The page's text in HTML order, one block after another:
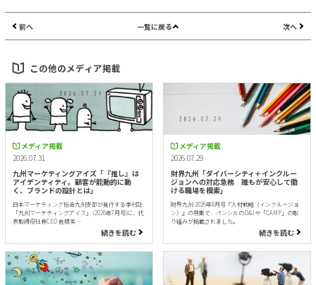
前へ 一覧に戻る 次へ
この他のメディア掲載
メディア掲載
2026.07.31
九州マーケティングアイズ「『推し』は
アイデンティティ。顧客が能動的に動
く、ブランドの設計とは」
日本マーケティング協会九州支部が発行する季刊誌
「九州マーケティングアイズ」 (2026年7月号)に、代
表取締役社長CEO 倉橋美…
続きを読む
メディア掲載
2026.07.29
財界九州「ダイバーシティ＋インクルー
ジョンへの対応急務 誰もが安心して働
ける職場を模索」
財界九州 2026年8月号『人材戦略（インクルージョ
ン）』の特集で、ペンシルのD&Iや「CAMP」の取
り組みが掲載されました。
続きを読む